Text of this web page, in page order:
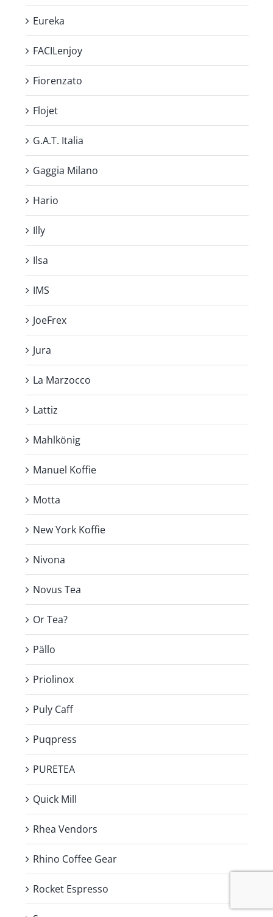
Eureka
FACILenjoy
Fiorenzato
Flojet
G.A.T. Italia
Gaggia Milano
Hario
Illy
Ilsa
IMS
JoeFrex
Jura
La Marzocco
Lattiz
Mahlkönig
Manuel Koffie
Motta
New York Koffie
Nivona
Novus Tea
Or Tea?
Pällo
Priolinox
Puly Caff
Puqpress
PURETEA
Quick Mill
Rhea Vendors
Rhino Coffee Gear
Rocket Espresso